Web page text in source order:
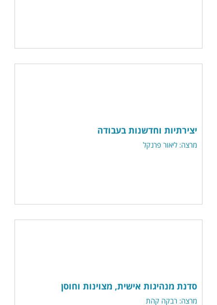
יצירתיות וחדשנות בעבודה
מרצה: ליאור פרנקל
סדנת מנהיגות אישית, מצוינות וחוסן
מרצה: רבקה קהת